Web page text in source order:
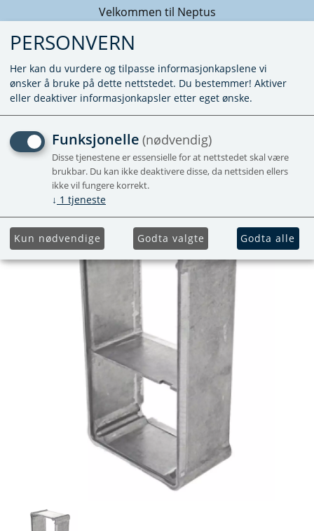
Velkommen til Neptus
SKORSTEINSFORLENGER
50MM
PERSONVERN
Her kan du vurdere og tilpasse informasjonkapslene vi
ønsker å bruke på dette nettstedet. Du bestemmer! Aktiver
eller deaktiver informasjonkapsler etter eget ønske.
Funksjonelle (nødvendig)
Disse tjenestene er essensielle for at nettstedet skal være
brukbar. Du kan ikke deaktivere disse, da nettsiden ellers
ikke vil fungere korrekt.
↓ 1 tjeneste
Kun nødvendige Godta valgte Godta alle